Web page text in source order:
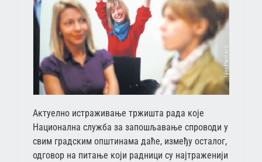
Актуелно истраживање тржишта рада које
Национална служба за запошљавање спроводи у
свим градским општинама даће, између осталог,
одговор на питање који радници су најтраженији